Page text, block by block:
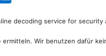
decoding service for
Wir benutzen dafür